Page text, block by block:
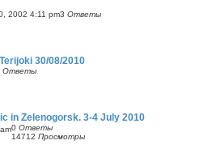
2002 4:11 pm3 Ответы
30/08/2010
Ответы
in Zelenogorsk. 3-4 July 2010
0 Ответы
14712 Просмотры